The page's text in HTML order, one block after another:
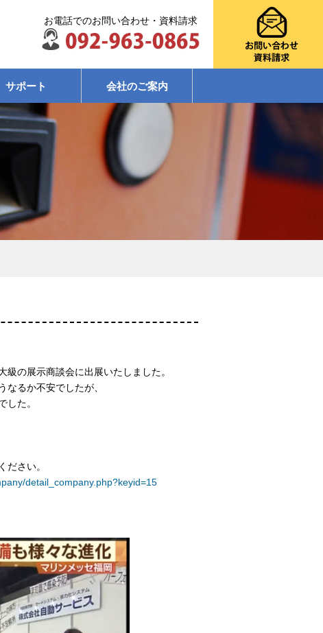
お電話でのお問い合わせ・資料請求
店向け
高校)
、図書館他)
・タクシー業など)
ど)店
サポート 会社のご案内
の展示商談会に出展いたしました。
るか不安でしたが、
した。
ださい。
detail_company.php?keyid=15